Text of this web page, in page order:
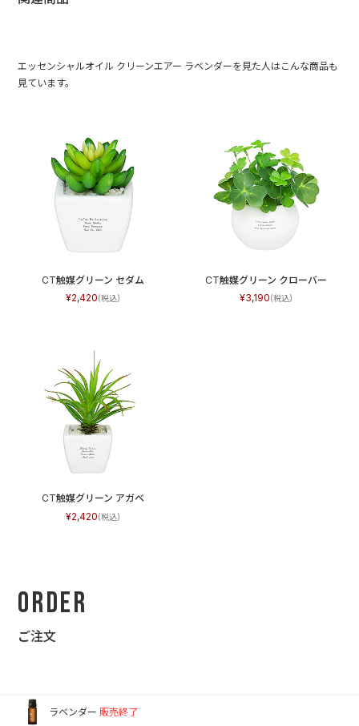
エッセンシャルオイル クリーンエアー ラベンダーを見た人はこんな商品も
見ています。
CT触媒グリーン セダム
2,420
CT触媒グリーン クローバー
3,190
CT触媒グリーン アガベ
2,420
Order
ご注文
ラベンダー 販売終了